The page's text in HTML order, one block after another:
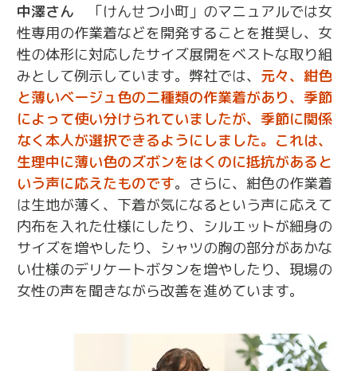
中澤さん
「けんせつ小町」のマニュアルでは女
性専用の作業着などを開発することを推奨し、女
性の体形に対応したサイズ展開をベストな取り組
みとして例示しています。弊社では、 元々、紺色
と薄いベージュ色の二種類の作業着があり、季節
によって使い分けられていましたが、季節に関係
なく本人が選択できるようにしました。これは、
生理中に薄い色のズボンをはくのに抵抗があると
いう声に応えたものです。さらに、紺色の作業着
は生地が薄く、下着が気になるという声に応えて
内布を入れた仕様にしたり、シルエットが細身の
サイズを増やしたり、シャツの胸の部分があかな
い仕様のデリケートボタンを増やしたり、現場の
女性の声を聞きながら改善を進めています。